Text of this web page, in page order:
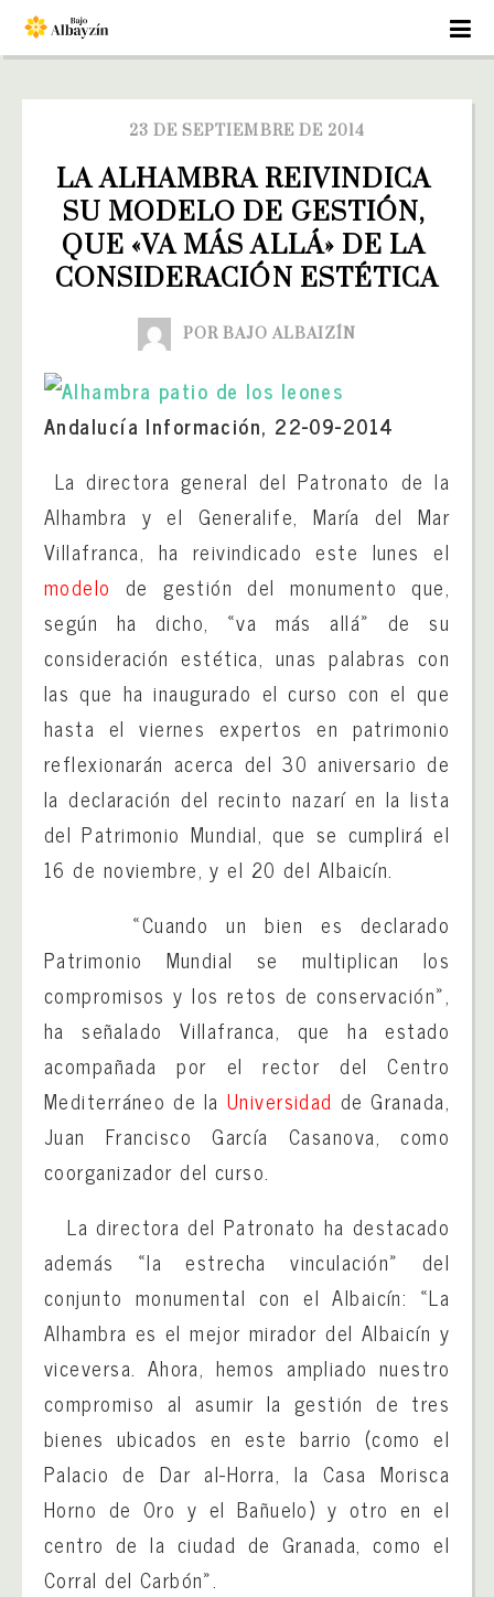
23 DE SEPTIEMBRE DE 2014
LA ALHAMBRA REIVINDICA
SU MODELO DE GESTIÓN,
QUE «VA MÁS ALLÁ» DE LA
CONSIDERACIÓN ESTÉTICA
POR BAJO ALBAIZÍN
Andalucía Información, 22-09-2014
La directora general del Patronato de la
Alhambra y el Generalife, María del Mar
Villafranca, ha reivindicado este lunes el
modelo de gestión del monumento que,
según ha dicho, «va más allá» de su
consideración estética, unas palabras con
las que ha inaugurado el curso con el que
hasta el viernes expertos en patrimonio
reflexionarán acerca del 30 aniversario de
la declaración del recinto nazarí en la lista
del Patrimonio Mundial, que se cumplirá el
16 de noviembre, y el 20 del Albaicín.
«Cuando un bien es declarado
Patrimonio Mundial se multiplican los
compromisos y los retos de conservación»,
ha señalado Villafranca, que ha estado
acompañada por el rector del Centro
Mediterráneo de la Universidad de Granada,
Juan Francisco García Casanova, como
coorganizador del curso.
La directora del Patronato ha destacado
además «la estrecha vinculación» del
conjunto monumental con el Albaicín: «La
Alhambra es el mejor mirador del Albaicín y
viceversa. Ahora, hemos ampliado nuestro
compromiso al asumir la gestión de tres
bienes ubicados en este barrio (como el
Palacio de Dar al-Horra, la Casa Morisca
Horno de Oro y el Bañuelo) y otro en el
centro de la ciudad de Granada, como el
Corral del Carbón».